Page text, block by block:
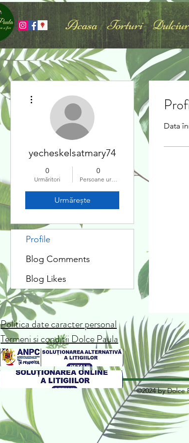
Acasa Torturi
Data
yecheskelsatmary74
0
Urmăritori
0
Persoane urmărite
Urmărește
Profile
Blog Comments
Blog Likes
Politica date caracter personal
Termeni si conditii Dolce Paula
©2024 by Dolce